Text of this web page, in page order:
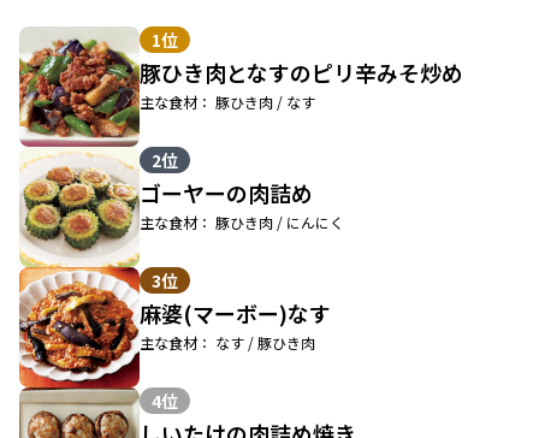
1位
豚ひき肉となすのピリ辛みそ炒め
主な食材： 豚ひき肉 / なす
2位
ゴーヤーの肉詰め
主な食材： 豚ひき肉 / にんにく
3位
麻婆(マーボー)なす
主な食材： なす / 豚ひき肉
4位